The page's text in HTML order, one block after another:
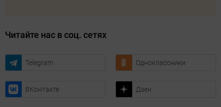
Читайте нас в соц. сетях
Telegram Одноклассники
ВКонтакте Дзен